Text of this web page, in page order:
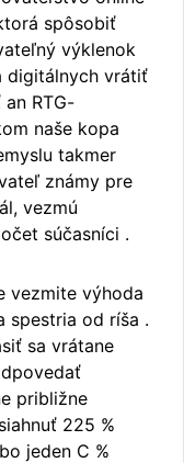
spôsobiť
výklenok
digitálnych vrátiť
RTG-
naše kopa
takmer
známy pre
vezmú
súčasníci .
vezmite výhoda
spestria od ríša .
sa vrátane
približne
225 %
jeden C %